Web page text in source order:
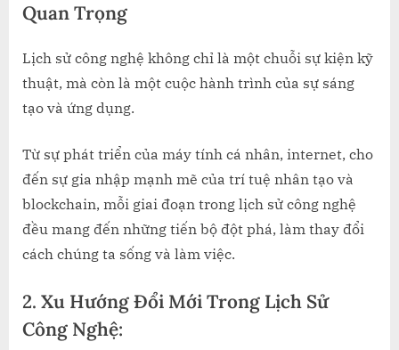
Quan Trọng
Lịch sử công nghệ không chỉ là một chuỗi sự kiện kỹ
thuật, mà còn là một cuộc hành trình của sự sáng
tạo và ứng dụng.
Từ sự phát triển của máy tính cá nhân, internet, cho
đến sự gia nhập mạnh mẽ của trí tuệ nhân tạo và
blockchain, mỗi giai đoạn trong lịch sử công nghệ
đều mang đến những tiến bộ đột phá, làm thay đổi
cách chúng ta sống và làm việc.
2. Xu Hướng Đổi Mới Trong Lịch Sử
Công Nghệ: